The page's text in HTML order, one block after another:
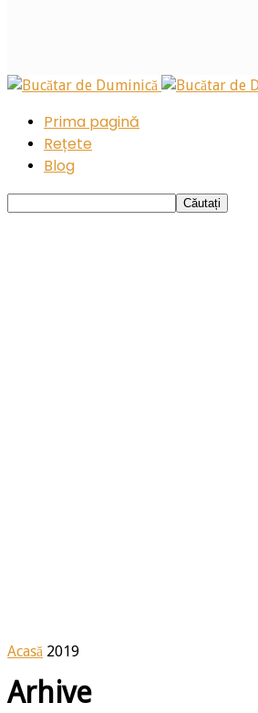
Prima pagină
Rețete
Blog
Acasă 2019
Arhive